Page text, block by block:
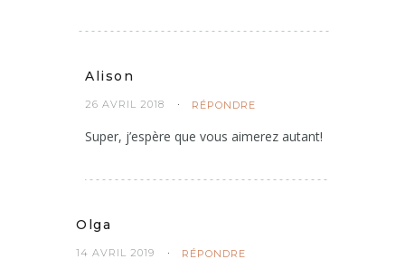
Alison
26 AVRIL 2018 RÉPONDRE
Super, j’espère que vous aimerez autant!
Olga
14 AVRIL 2019 RÉPONDRE